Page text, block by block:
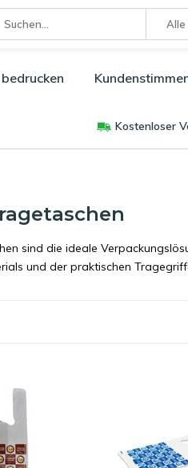
Alle
Kostenloser
sind die ideale
und der praktischen